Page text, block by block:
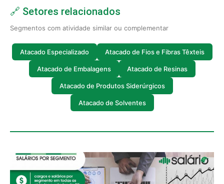
🔗 Setores relacionados
Segmentos com atividade similar ou complementar
Atacado Especializado Atacado de Fios e Fibras Têxteis
Atacado de Embalagens Atacado de Resinas
Atacado de Produtos Siderúrgicos
Atacado de Solventes